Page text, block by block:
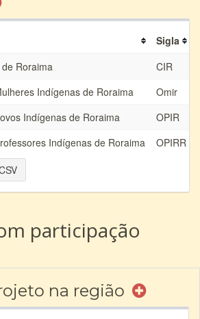
Sigla
Roraima
CIR
Indígenas de Roraima
Omir
Indígenas de Roraima
OPIR
Indígenas de Roraima
OPIRR
participação
na região